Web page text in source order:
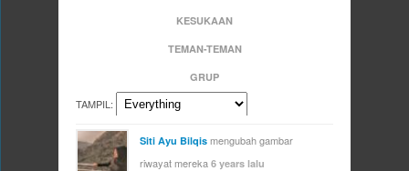
KESUKAAN
TEMAN-TEMAN
GRUP
TAMPIL:
Siti Ayu Bilqis mengubah gambar
riwayat mereka 6 years lalu